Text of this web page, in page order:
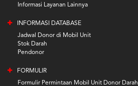
Informasi Layanan Lainnya
INFORMASI DATABASE
Jadwal Donor di Mobil Unit
Stok Darah
Pendonor
FORMULIR
Formulir Permintaan Mobil Unit Donor Darah